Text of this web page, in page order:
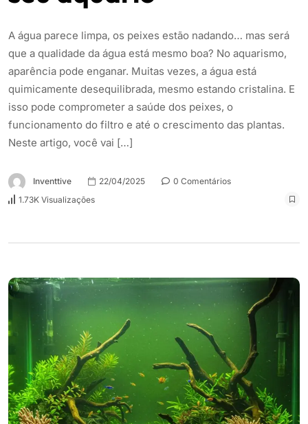
A água parece limpa, os peixes estão nadando… mas será
que a qualidade da água está mesmo boa? No aquarismo,
aparência pode enganar. Muitas vezes, a água está
quimicamente desequilibrada, mesmo estando cristalina. E
isso pode comprometer a saúde dos peixes, o
funcionamento do filtro e até o crescimento das plantas.
Neste artigo, você vai […]
Inventtive 22/04/2025
0 Comentários
1.73K Visualizações